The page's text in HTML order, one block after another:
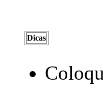
Dicas